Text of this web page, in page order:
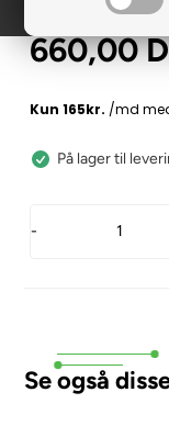
660,00
På lager til
-
Se også